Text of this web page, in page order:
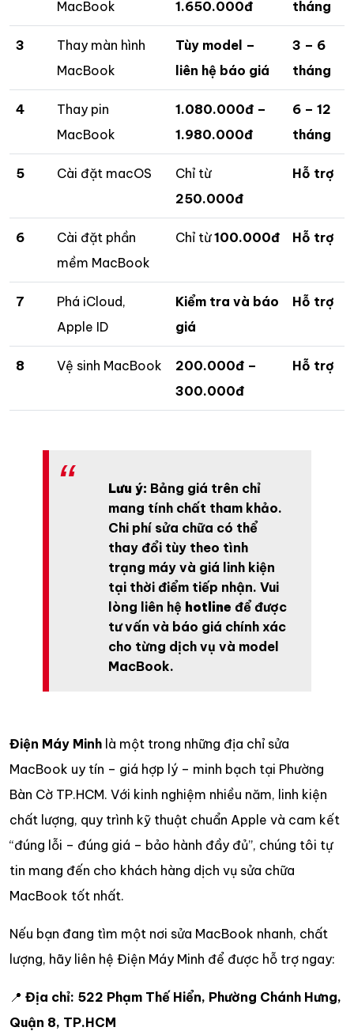
MacBook
1.650.000đ
tháng
3
Thay màn hình
MacBook
Tùy model –
liên hệ báo giá
3 – 6
tháng
4
Thay pin
MacBook
1.080.000đ –
1.980.000đ
6 – 12
tháng
5 Cài đặt macOS
Chỉ từ
250.000đ
Hỗ trợ
6
Cài đặt phần
mềm MacBook
Chỉ từ100.000đ Hỗ trợ
7
Phá iCloud,
Apple ID
Kiểm tra và báo
giá
Hỗ trợ
8 Vệ sinh MacBook
200.000đ –
300.000đ
Hỗ trợ
Lưu ý: Bảng giá trên chỉ
mang tính chất tham khảo.
Chi phí sửa chữa có thể
thay đổi tùy theo tình
trạng máy và giá linh kiện
tại thời điểm tiếp nhận. Vui
lòng liên hệ hotline để được
tư vấn và báo giá chính xác
cho từng dịch vụ và model
MacBook.
Điện Máy Minh là một trong những địa chỉ sửa
MacBook uy tín – giá hợp lý – minh bạch tại Phường
Bàn Cờ TP.HCM. Với kinh nghiệm nhiều năm, linh kiện
chất lượng, quy trình kỹ thuật chuẩn Apple và cam kết
“đúng lỗi – đúng giá – bảo hành đầy đủ”, chúng tôi tự
tin mang đến cho khách hàng dịch vụ sửa chữa
MacBook tốt nhất.
Nếu bạn đang tìm một nơi sửa MacBook nhanh, chất
lượng, hãy liên hệ Điện Máy Minh để được hỗ trợ ngay:
📍 Địa chỉ: 522 Phạm Thế Hiển, Phường Chánh Hưng,
Quận 8, TP.HCM